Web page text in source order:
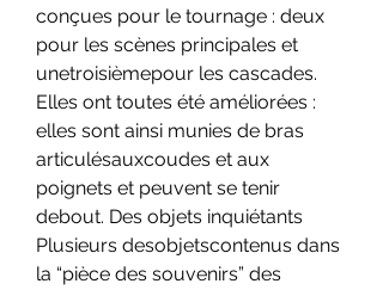
conçues pour le tournage : deux
pour les scènes principales et
unetroisièmepour les cascades.
Elles ont toutes été améliorées :
elles sont ainsi munies de bras
articulésauxcoudes et aux
poignets et peuvent se tenir
debout. Des objets inquiétants
Plusieurs desobjetscontenus dans
la “pièce des souvenirs” des